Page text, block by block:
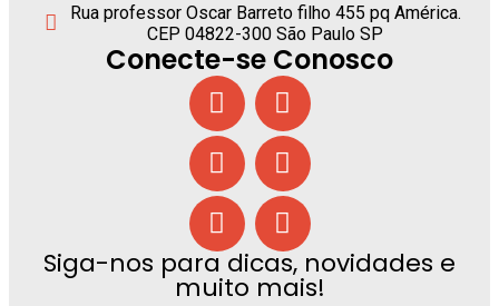
Rua professor Oscar Barreto filho 455 pq América.
CEP 04822-300 São Paulo SP
Conecte-se Conosco
Siga-nos para dicas, novidades e
muito mais!